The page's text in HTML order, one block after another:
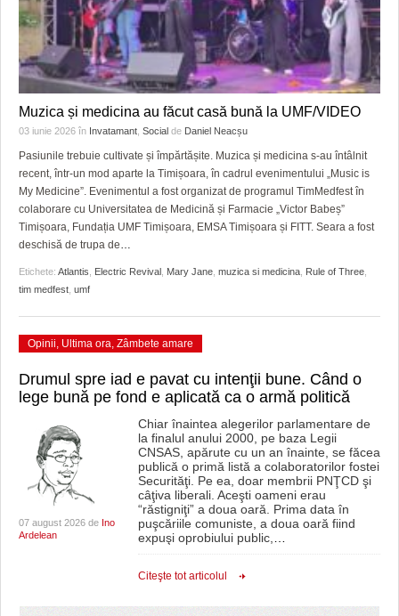
JOCURI ONLINE
DIVERSE
FARMACII DIN TIMIŞOARA
HARTA TIMIŞOAREI
LICEE, ŞCOLI ŞI GRĂDINIŢE DIN TIMIŞ
PRIMĂRIILE DIN TIMIŞ
SFATUL MEDICULUI
Muzica și medicina au făcut casă bună la UMF/VIDEO
03 iunie 2026 în Invatamant Social de Daniel Neacșu
Pasiunile trebuie cultivate și împărtășite. Muzica și medicina s-au întâlnit
recent, într-un mod aparte la Timișoara, în cadrul evenimentului „Music is
My Medicine”. Evenimentul a fost organizat de programul TimMedfest în
colaborare cu Universitatea de Medicină și Farmacie „Victor Babeș”
Timișoara, Fundația UMF Timișoara, EMSA Timișoara și FITT. Seara a fost
deschisă de trupa de…
Etichete: Atlantis Electric Revival Mary Jane muzica si medicina Rule of Three
tim medfest umf
Opinii, Ultima ora, Zâmbete amare
Drumul spre iad e pavat cu intenţii bune. Când o
lege bună pe fond e aplicată ca o armă politică
07 august 2026 de Ino
Ardelean
Chiar înaintea alegerilor parlamentare de
la finalul anului 2000, pe baza Legii
CNSAS, apărute cu un an înainte, se făcea
publică o primă listă a colaboratorilor fostei
Securităţi. Pe ea, doar membrii PNŢCD şi
câţiva liberali. Aceşti oameni erau
“răstigniţi” a doua oară. Prima data în
puşcăriile comuniste, a doua oară fiind
expuşi oprobiului public,
Citeşte tot articolul